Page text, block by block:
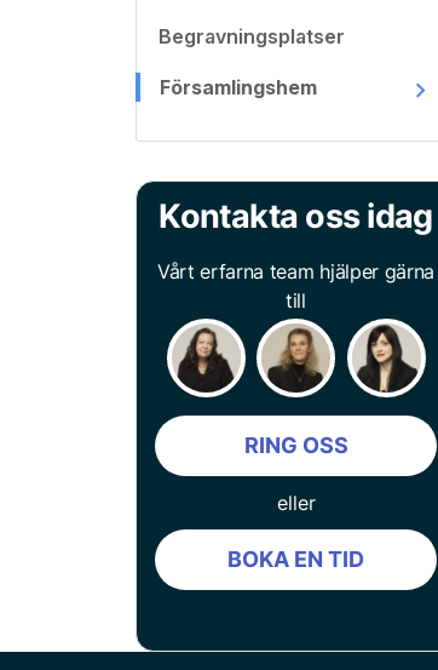
Begravningsplatser
Församlingshem
Kontakta oss idag
Vårt erfarna team hjälper gärna
till
RING OSS
eller
BOKA EN TID